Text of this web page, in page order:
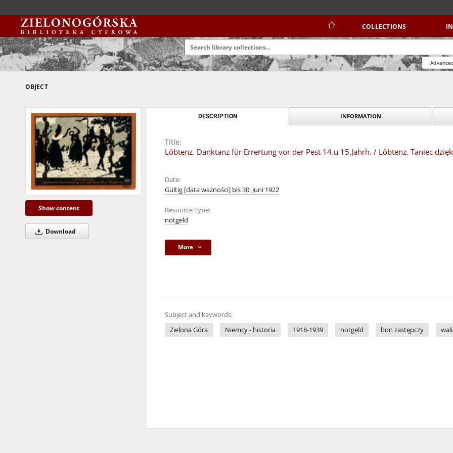
COLLECTIONS
OBJECT
Show content
Download
DESCRIPTION INFORMATION
Title:
Löbtenz. Danktanz für Errertung vor der Pest 14.u 15.Jahrh. / Löbtenz. Taniec
Date:
Gültig [data ważności] bis 30. Juni 1922
Resource Type:
notgeld
More
Subject and keywords:
Zielona Góra
Niemcy - historia 1918-1939 notgeld bon zastępczy